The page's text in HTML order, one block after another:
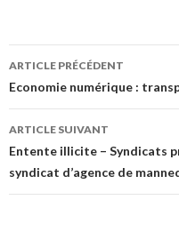
Navigation
des
articles
ARTICLE PRÉCÉDENT
Economie numérique :
ARTICLE SUIVANT
Entente illicite – Syndicats
syndicat d’agence de